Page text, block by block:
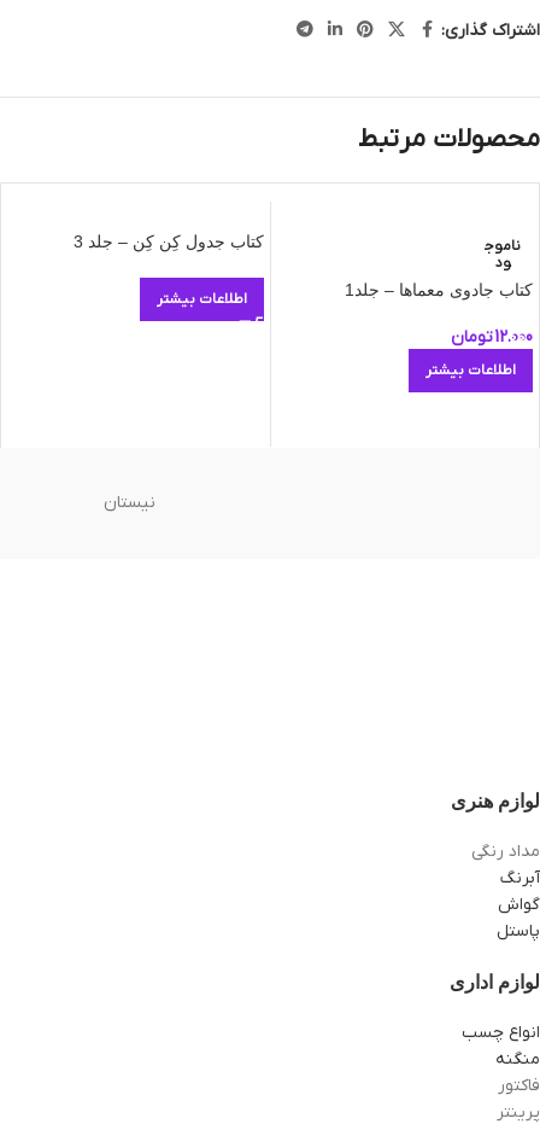
اشتراک گذاری:
محصولات مرتبط
ناموج
ود
کتاب جادوی معماها – جلد1
12.000تومان
اطلاعات بیشتر
کتاب جدول کِن کِن – جلد 3
اطلاعات بیشتر
نیستان
لوازم هنری
مداد رنگی
آبرنگ
گواش
پاستل
لوازم اداری
انواع چسب
منگنه
فاکتور
پرینتر